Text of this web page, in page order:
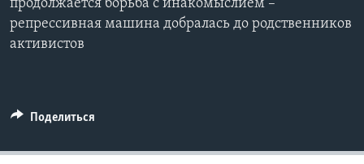
продолжается борьба с инакомыслием –
репрессивная машина добралась до родственников
активистов
Поделиться